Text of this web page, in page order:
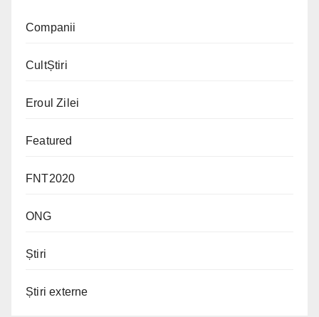
Companii
CultȘtiri
Eroul Zilei
Featured
FNT2020
ONG
Știri
Știri externe